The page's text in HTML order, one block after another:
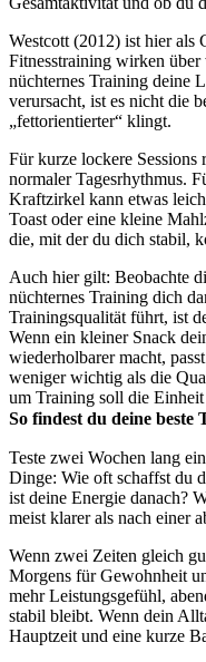
Westcott (2012) ist hier als
Fitnesstraining wirken
nüchternes Training deine
verursacht, ist es nicht die
„fettorientierter“ klingt.
Für kurze lockere Sessions
normaler Tagesrhythmus.
Kraftzirkel kann etwas
Toast oder eine kleine
die, mit der du dich stabil,
Auch hier gilt: Beobachte
nüchternes Training dich
Trainingsqualität führt, ist
Wenn ein kleiner Snack
wiederholbarer macht,
weniger wichtig als die
um Training soll die
So findest du deine beste
Teste zwei Wochen lang
Dinge: Wie oft schaffst du
ist deine Energie danach?
meist klarer als nach einer
Wenn zwei Zeiten gleich
Morgens für Gewohnheit
mehr Leistungsgefühl,
stabil bleibt. Wenn dein
Hauptzeit und eine kurze